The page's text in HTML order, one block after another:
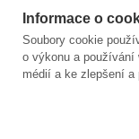
Informace o
Soubory cookie
o výkonu a
médií a ke zlepšení a